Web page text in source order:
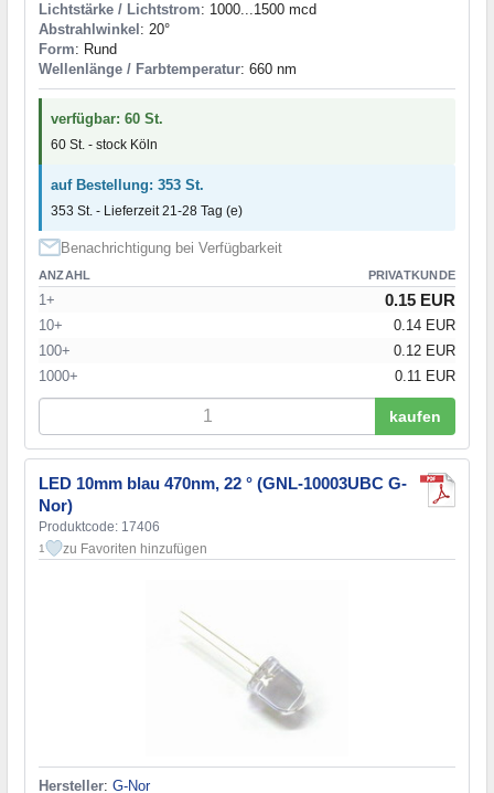
Lichtstärke / Lichtstrom: 1000...1500 mcd
Abstrahlwinkel : 20°
Form: Rund
Wellenlänge / Farbtemperatur: 660 nm
verfügbar: 60 St.
60 St. - stock Köln
auf Bestellung: 353 St.
353 St. - Lieferzeit 21-28 Tag (e)
Benachrichtigung bei Verfügbarkeit
ANZAHL PRIVATKUNDE
1+ 0.15 EUR
10+
0.14 EUR
100+
0.12 EUR
1000+
0.11 EUR
kaufen
LED 10mm blau 470nm, 22 ° (GNL-10003UBC G-
Nor)
Produktcode: 17406
1 zu Favoriten hinzufügen
Hersteller: G-Nor